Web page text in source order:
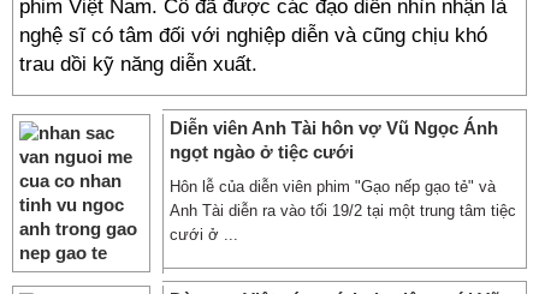
phim Việt Nam. Cô đã được các đạo diễn nhìn nhận là
nghệ sĩ có tâm đối với nghiệp diễn và cũng chịu khó
trau dồi kỹ năng diễn xuất.
Diễn viên Anh Tài hôn vợ Vũ Ngọc Ánh
ngọt ngào ở tiệc cưới
Hôn lễ của diễn viên phim "Gạo nếp gạo tẻ" và
Anh Tài diễn ra vào tối 19/2 tại một trung tâm tiệc
cưới ở ...